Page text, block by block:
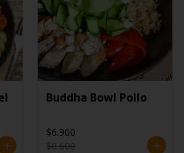
Buddha Bowl Pollo
$6.900
$8.600